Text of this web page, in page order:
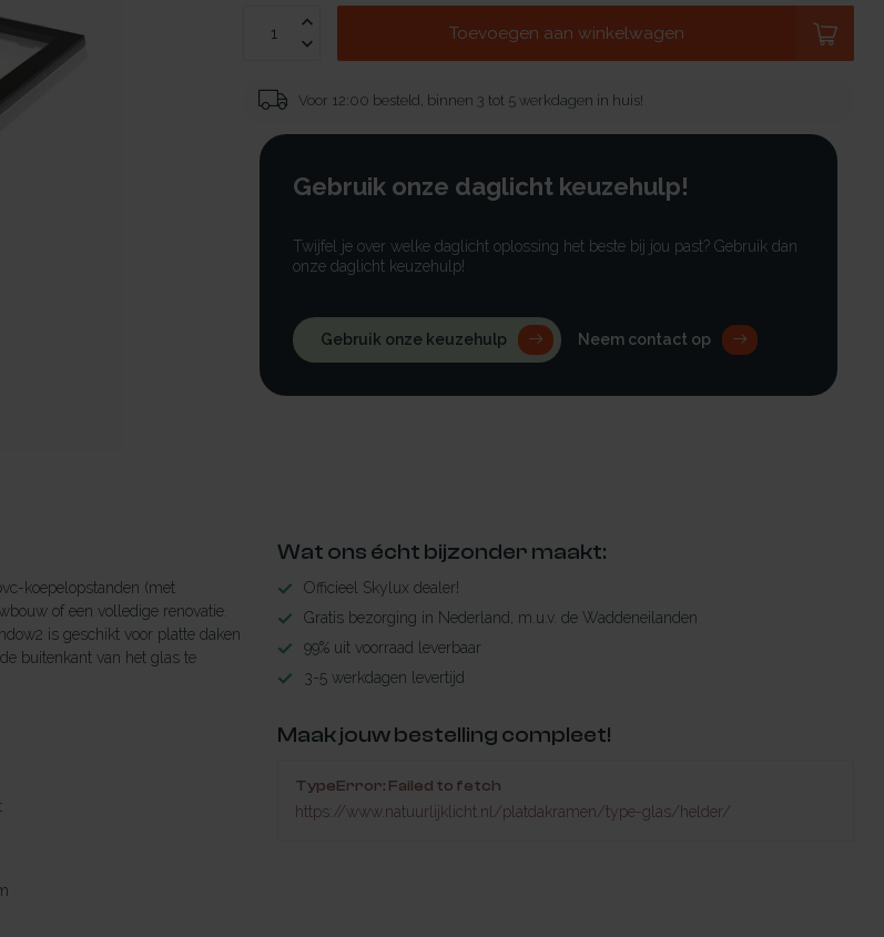
Toevoegen aan winkelwagen
Voor 12:00 besteld, binnen 3 tot 5 werkdagen in huis!
Gebruik onze daglicht keuzehulp!
Twijfel je over welke daglicht oplossing het beste bij jou past? Gebruik dan
onze daglicht keuzehulp!
Gebruik onze keuzehulp Neem contact op
koepelopstanden (met
of een volledige renovatie.
is geschikt voor platte daken
buitenkant van het glas te
Wat ons écht bijzonder maakt:
Officieel Skylux dealer!
Gratis bezorging in Nederland, m.u.v. de Waddeneilanden
99% uit voorraad leverbaar
3-5 werkdagen levertijd
Maak jouw bestelling compleet!
TypeError: Failed to fetch
https://www.natuurlijklicht.nl/platdakramen/type-glas/helder/